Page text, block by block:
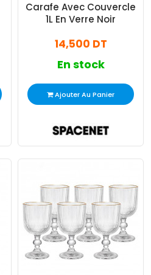
Carafe Avec Couvercle
1L En Verre Noir
14,500 DT
En stock
Ajouter Au Panier